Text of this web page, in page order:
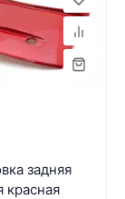
задняя
красная